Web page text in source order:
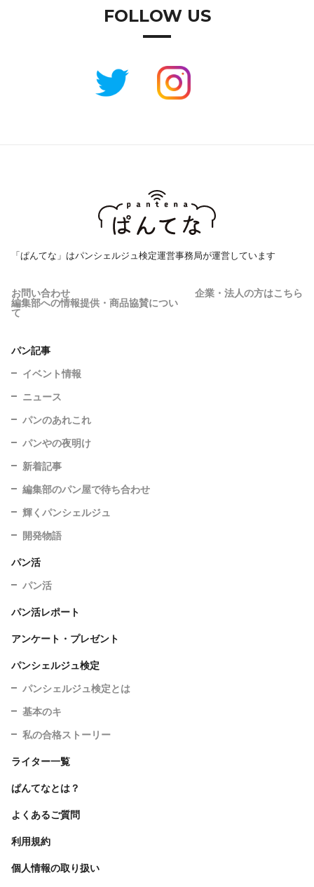
FOLLOW US
「ぱんてな」はパンシェルジュ検定運営事務局が運営しています
お問い合わせ 企業・法人の方はこちら
編集部への情報提供・商品協賛につい
て
パン記事
イベント情報
ニュース
パンのあれこれ
パンやの夜明け
新着記事
編集部のパン屋で待ち合わせ
輝くパンシェルジュ
開発物語
パン活
パン活
パン活レポート
アンケート・プレゼント
パンシェルジュ検定
パンシェルジュ検定とは
基本のキ
私の合格ストーリー
ライター一覧
ぱんてなとは？
よくあるご質問
利用規約
個人情報の取り扱い